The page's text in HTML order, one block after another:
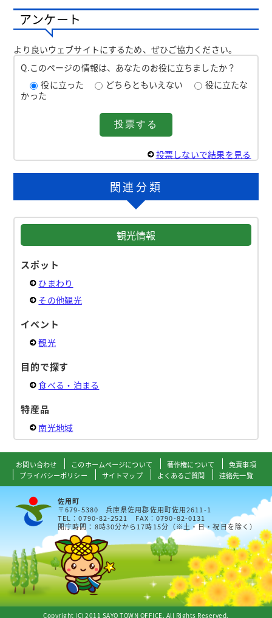
アンケート
より良いウェブサイトにするため、ぜひご協力ください。
Q.このページの情報は、あなたのお役に立ちましたか？
役に立った
どちらともいえない
役に立たな
かった
投票しないで結果を見る
関連分類
観光情報
スポット
ひまわり
その他観光
イベント
観光
目的で探す
食べる・泊まる
特産品
南光地域
お問い合わせ このホームページについて 著作権について
免責事項
プライバシーポリシー
サイトマップ よくあるご質問 連絡先一覧
佐用町
〒679-5380 兵庫県佐用郡佐用町佐用2611-1
TEL：0790-82-2521 FAX：0790-82-0131
開庁時間：8時30分から17時15分（※土・日・祝日を除く）
Copyright (C) 2011 SAYO TOWN OFFICE. All Rights Reserved.